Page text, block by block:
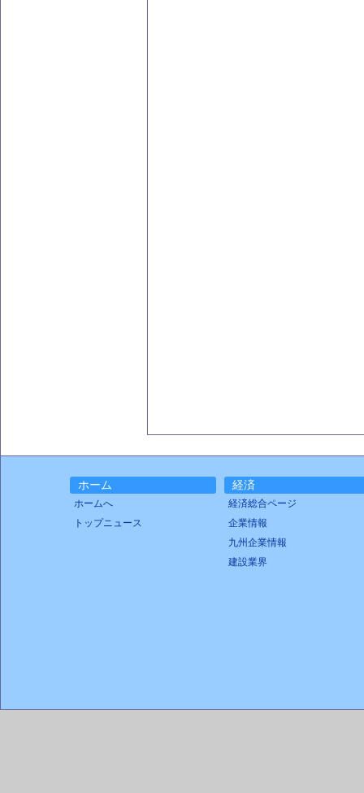
ホーム
ホームへ
トップニュース
経済
経済総合ページ
企業情報
九州企業情報
建設業界